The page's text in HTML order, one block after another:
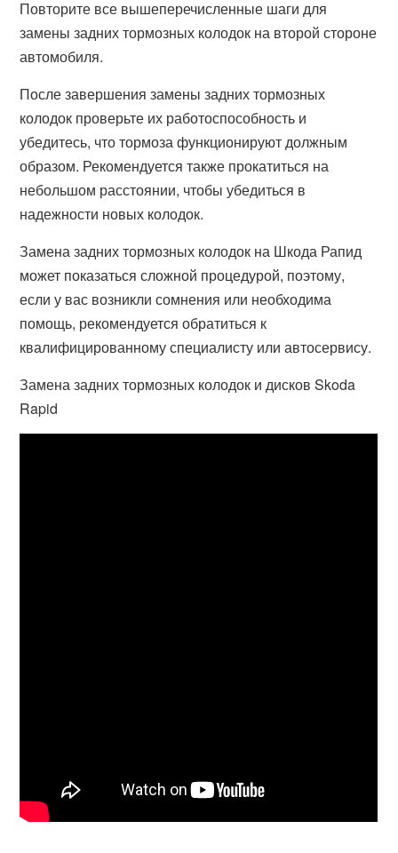
Повторите все вышеперечисленные шаги для
замены задних тормозных колодок на второй стороне
автомобиля.
После завершения замены задних тормозных
колодок проверьте их работоспособность и
убедитесь, что тормоза функционируют должным
образом. Рекомендуется также прокатиться на
небольшом расстоянии, чтобы убедиться в
надежности новых колодок.
Замена задних тормозных колодок на Шкода Рапид
может показаться сложной процедурой, поэтому,
если у вас возникли сомнения или необходима
помощь, рекомендуется обратиться к
квалифицированному специалисту или автосервису.
Замена задних тормозных колодок и дисков Skoda
Rapid